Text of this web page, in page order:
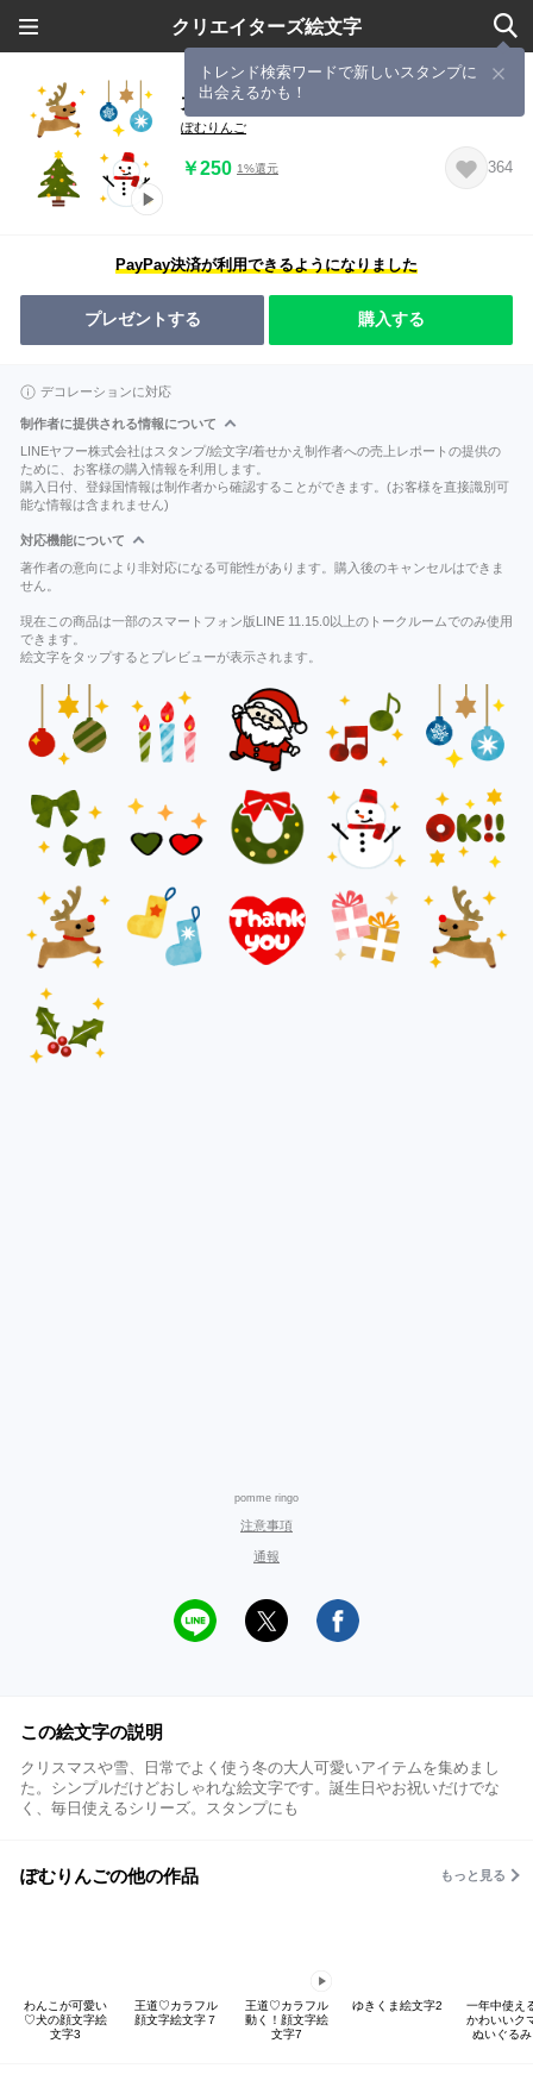
クリエイターズ絵文字
トレンド検索ワードで新しいスタンプに
出会えるかも！
大人可愛い♡冬の動く水彩絵文字
ぽむりんご
￥250 1%還元 364
PayPay決済が利用できるようになりました
プレゼントする 購入する
デコレーションに対応
制作者に提供される情報について
LINEヤフー株式会社はスタンプ/絵文字/着せかえ制作者への売上レポートの提供の
ために、お客様の購入情報を利用します。
購入日付、登録国情報は制作者から確認することができます。(お客様を直接識別可
能な情報は含まれません)
対応機能について
著作者の意向により非対応になる可能性があります。購入後のキャンセルはできま
せん。
現在この商品は一部のスマートフォン版LINE 11.15.0以上のトークルームでのみ使用
できます。
絵文字をタップするとプレビューが表示されます。
pomme ringo
注意事項
通報
この絵文字の説明
クリスマスや雪、日常でよく使う冬の大人可愛いアイテムを集めまし
た。シンプルだけどおしゃれな絵文字です。誕生日やお祝いだけでな
く、毎日使えるシリーズ。スタンプにも
ぽむりんごの他の作品 もっと見る
わんこが可愛い
♡犬の顔文字絵
文字3
王道♡カラフル
顔文字絵文字７
王道♡カラフル
動く！顔文字絵
文字7
ゆきくま絵文字2
一年中使え
かわいいク
ぬいぐる